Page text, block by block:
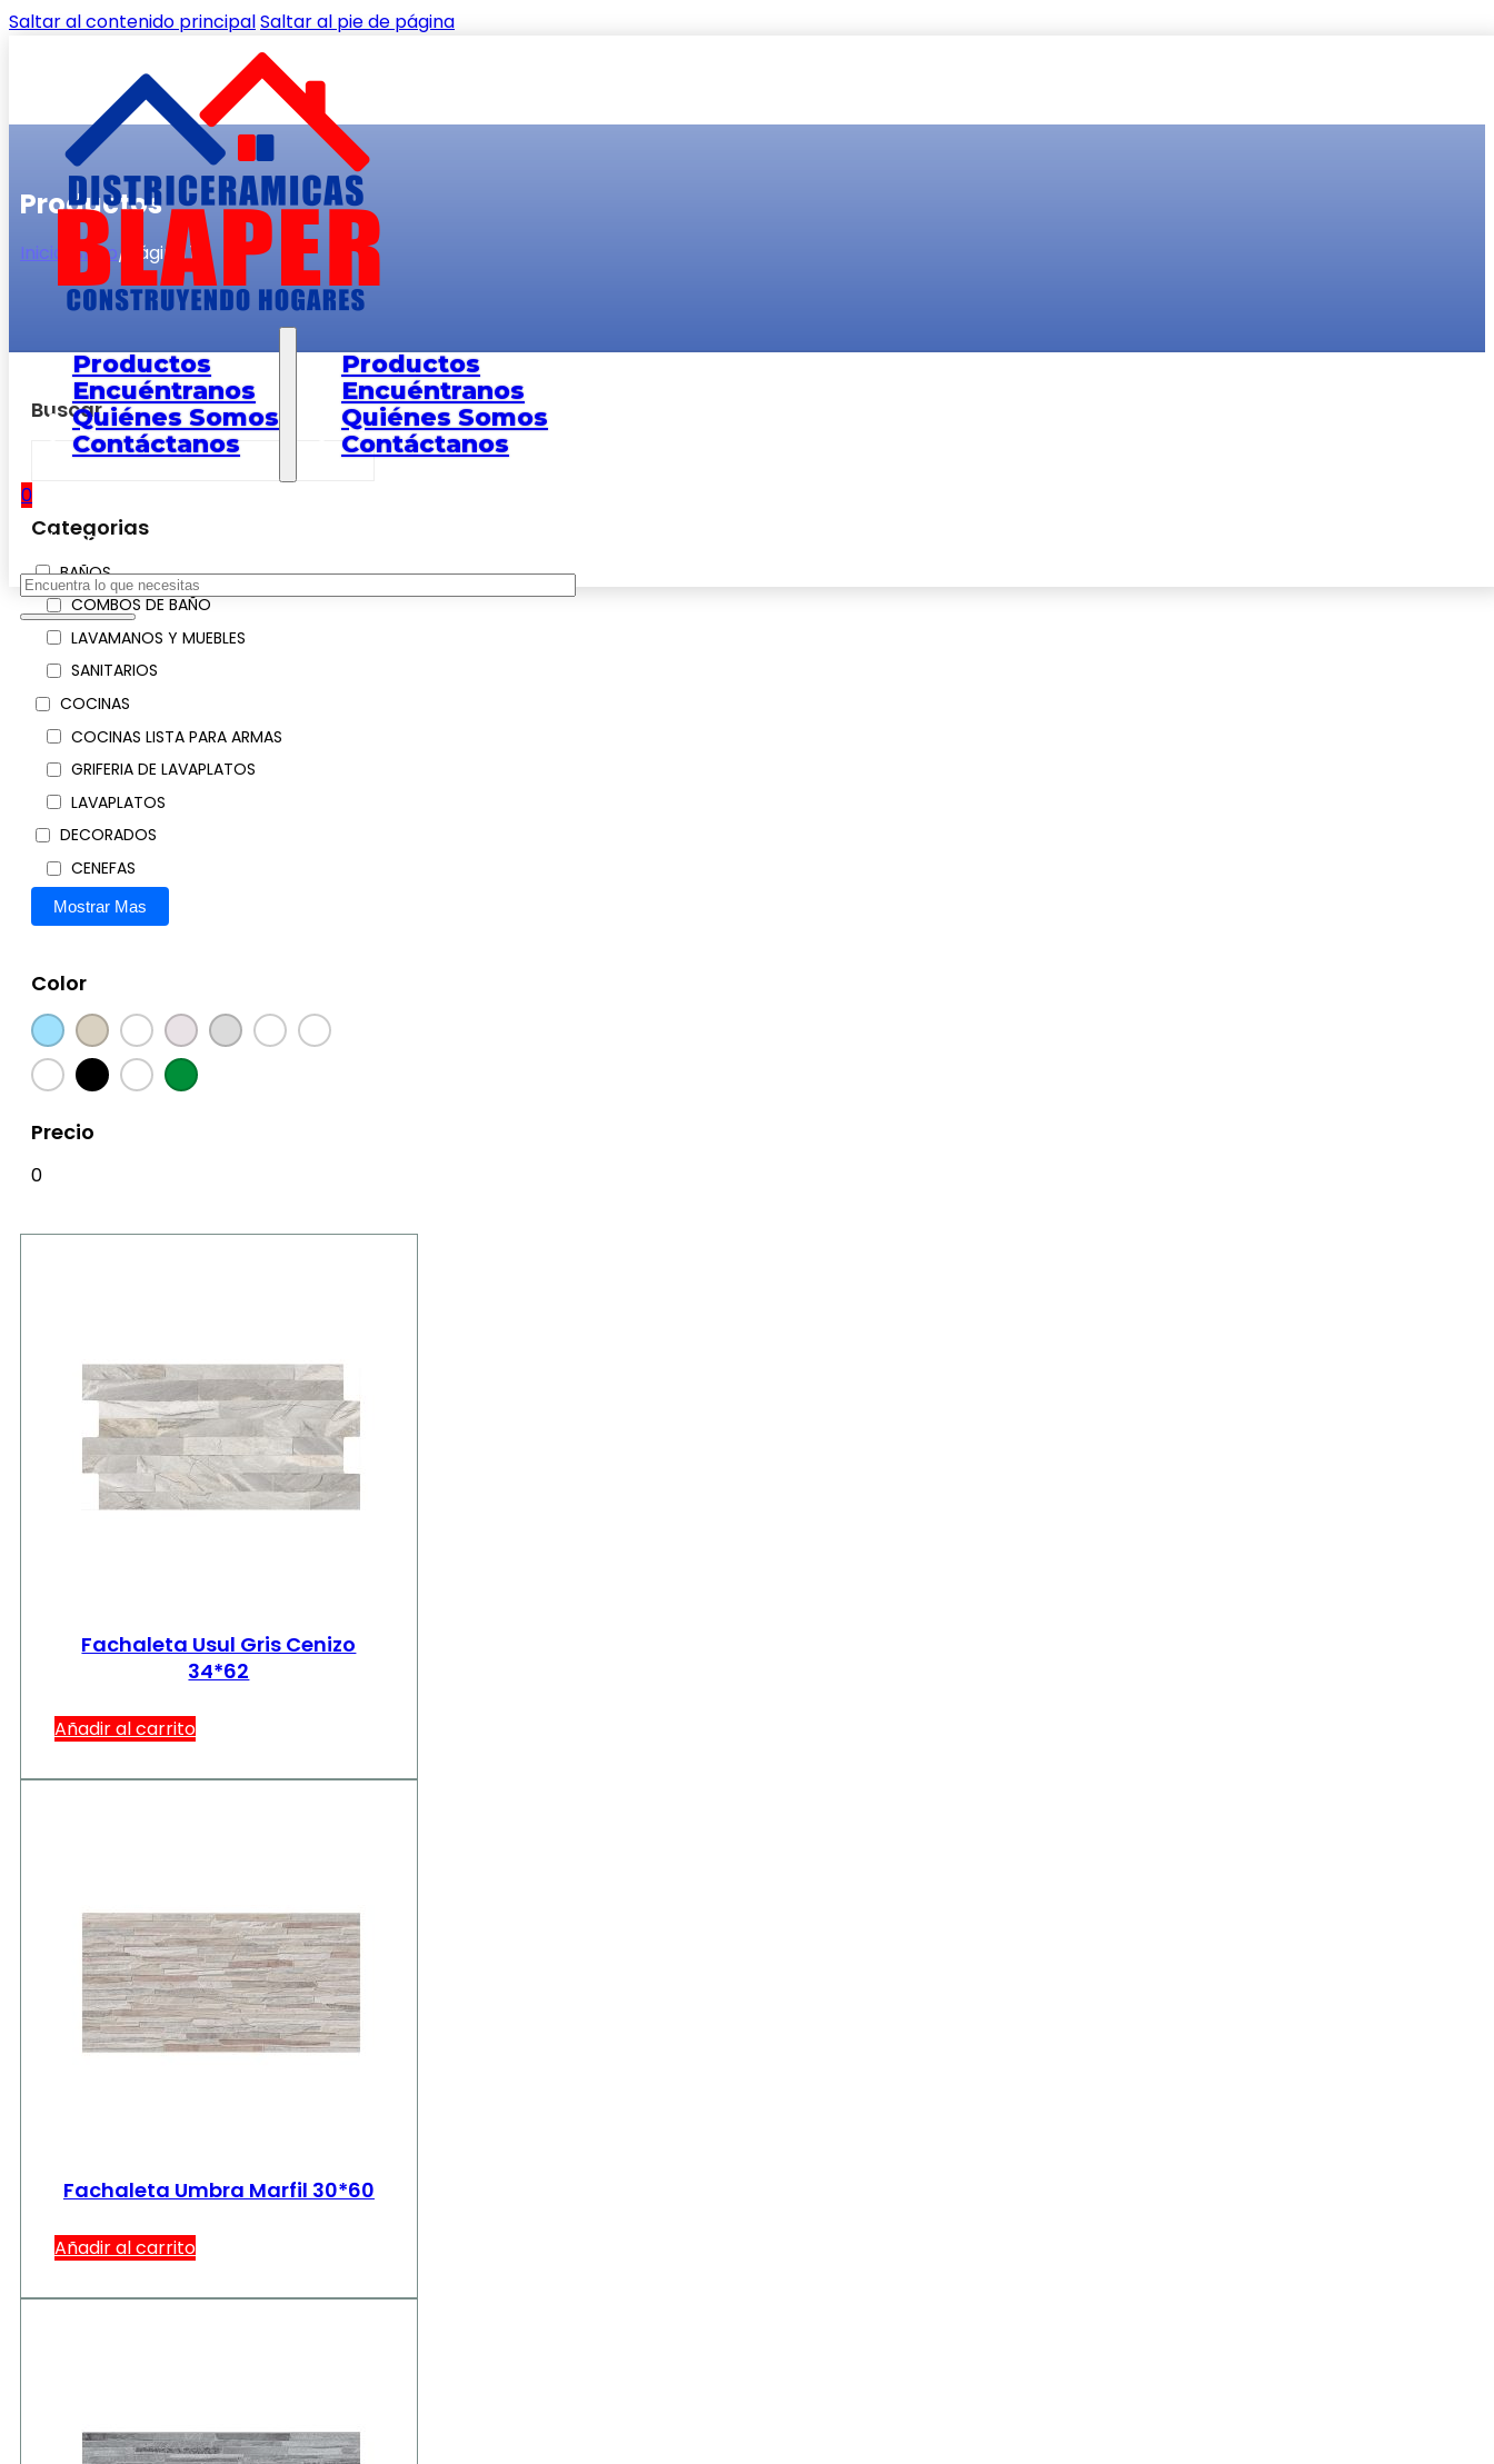
Saltar al contenido principalSaltar al pie de página
Productos
Encuéntranos
Quiénes Somos
Contáctanos
Productos
Encuéntranos
Quiénes Somos
Contáctanos
0
No hay productos en el carrito.
Buscar
Productos
Inicio Shop/ Página 1
Buscar
Categorias
BAÑOS
COMBOS DE BAÑO
LAVAMANOS Y MUEBLES
SANITARIOS
COCINAS
COCINAS LISTA PARA ARMAS
GRIFERIA DE LAVAPLATOS
LAVAPLATOS
DECORADOS
CENEFAS
Mostrar Mas
Color
Precio
0
Fachaleta Usul Gris Cenizo
34*62
Añadir al carrito
Fachaleta Umbra Marfil 30*60
Añadir al carrito